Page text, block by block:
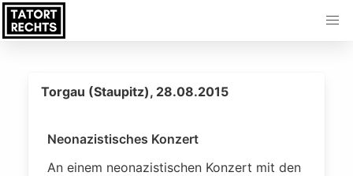
Torgau (Staupitz), 28.08.2015
Neonazistisches Konzert
An einem neonazistischen Konzert mit den